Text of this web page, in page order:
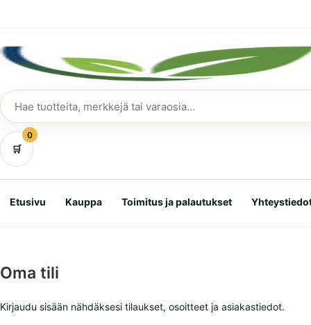
Hae
tuotteita
🛒
0
Etusivu Kauppa Toimitus ja palautukset
Oma tili
Kirjaudu sisään nähdäksesi tilaukset, osoitteet ja asiakastiedot.